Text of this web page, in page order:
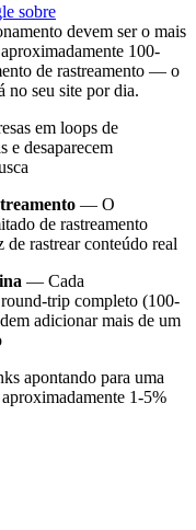
sobre
devem ser o mais
100-
de rastreamento — o
no seu site por dia.
em loops de
e desaparecem
— O
de rastreamento
rastrear conteúdo real
— Cada
trip completo (100-
adicionar mais de um
apontando para uma
1-5%